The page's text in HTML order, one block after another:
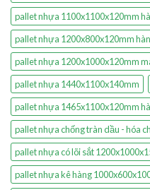
pallet nhựa 1100x1100x120mm
pallet nhựa 1200x800x120mm
pallet nhựa 1200x1000x120mm
pallet nhựa 1440x1100x140mm
pallet nhựa 1465x1100x120mm
pallet nhựa chống tràn dầu - hóa
pallet nhựa có lõi sắt
pallet nhựa kê hàng